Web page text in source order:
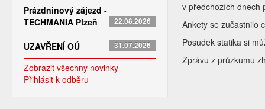
Prázdninový zájezd -
TECHMANIA Plzeň
22.08.2026
UZAVŘENÍ OÚ 31.07.2026
Zobrazit všechny novinky
Přihlásit k odběru
v předchozích dnech
Ankety se zučastnilo
Posudek statika si
Zprávu z průzkumu